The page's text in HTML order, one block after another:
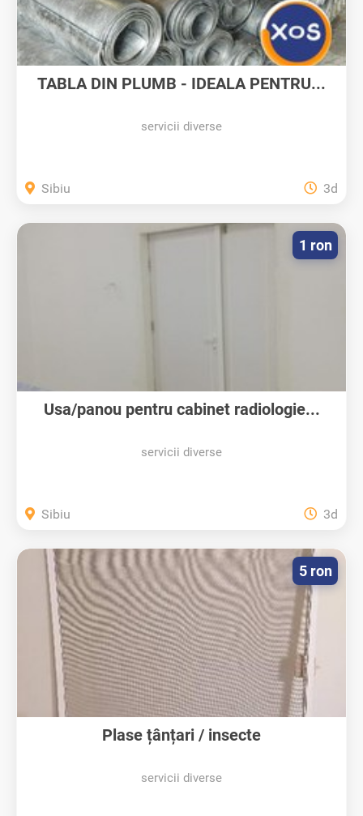
TABLA DIN PLUMB - IDEALA PENTRU...
servicii diverse
Sibiu 3d
Usa/panou pentru cabinet radiologie...
servicii diverse
1 ron
Sibiu 3d
Plase țânțari / insecte
servicii diverse
5 ron